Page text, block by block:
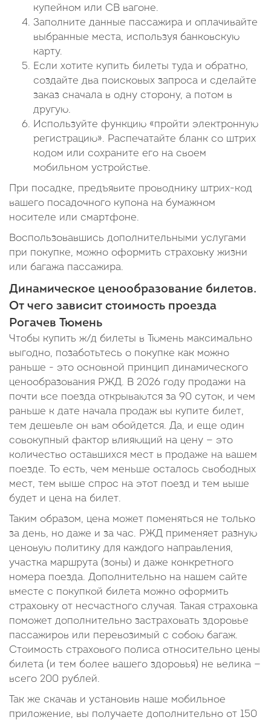
купейном или СВ вагоне.
Заполните данные пассажира и оплачивайте
выбранные места, используя банковскую
карту.
Если хотите купить билеты туда и обратно,
создайте два поисковых запроса и сделайте
заказ сначала в одну сторону, а потом в
другую.
Используйте функцию «пройти электронную
регистрацию». Распечатайте бланк со штрих
кодом или сохраните его на своем
мобильном устройстве.
При посадке, предъявите проводнику штрих-код
вашего посадочного купона на бумажном
носителе или смартфоне.
Воспользовавшись дополнительными услугами
при покупке, можно оформить страховку жизни
или багажа пассажира.
Динамическое ценообразование билетов.
От чего зависит стоимость проезда
Рогачев Тюмень
Чтобы купить ж/д билеты в Тюмень максимально
выгодно, позаботьтесь о покупке как можно
раньше - это основной принцип динамического
ценообразования РЖД. В 2026 году продажи на
почти все поезда открываются за 90 суток, и чем
раньше к дате начала продаж вы купите билет,
тем дешевле он вам обойдется. Да, и еще один
совокупный фактор влияющий на цену — это
количество оставшихся мест в продаже на вашем
поезде. То есть, чем меньше осталось свободных
мест, тем выше спрос на этот поезд и тем выше
будет и цена на билет.
Таким образом, цена может поменяться не только
за день, но даже и за час. РЖД применяет разную
ценовую политику для каждого направления,
участка маршрута (зоны) и даже конкретного
номера поезда. Дополнительно на нашем сайте
вместе с покупкой билета можно оформить
страховку от несчастного случая. Такая страховка
поможет дополнительно застраховать здоровье
пассажиров или перевозимый с собою багаж.
Стоимость страхового полиса относительно цены
билета (и тем более вашего здоровья) не велика —
всего 200 рублей.
Так же скачав и установив наше мобильное
приложение, вы получаете дополнительно от 150